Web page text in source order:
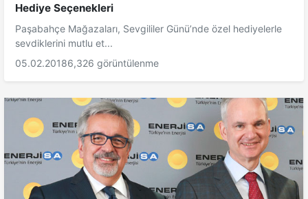
Hediye Seçenekleri
Paşabahçe Mağazaları, Sevgililer Günü’nde özel hediyelerle
sevdiklerini mutlu et...
05.02.20186,326 görüntülenme